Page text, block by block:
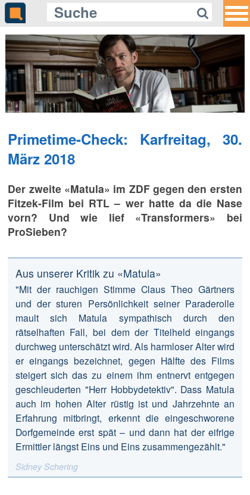
Primetime-Check: Karfreitag, 30.
März 2018
Der zweite «Matula» im ZDF gegen den ersten
Fitzek-Film bei RTL – wer hatte da die Nase
vorn? Und wie lief «Transformers» bei
ProSieben?
Aus unserer Kritik zu «Matula»
"Mit der rauchigen Stimme Claus Theo Gärtners
und der sturen Persönlichkeit seiner Paraderolle
mault sich Matula sympathisch durch den
rätselhaften Fall, bei dem der Titelheld eingangs
durchweg unterschätzt wird. Als harmloser Alter wird
er eingangs bezeichnet, gegen Hälfte des Films
steigert sich das zu einem ihm entnervt entgegen
geschleuderten "Herr Hobbydetektiv". Dass Matula
auch im hohen Alter rüstig ist und Jahrzehnte an
Erfahrung mitbringt, erkennt die eingeschworene
Dorfgemeinde erst spät – und dann hat der eifrige
Ermittler längst Eins und Eins zusammengezählt."
Sidney Schering